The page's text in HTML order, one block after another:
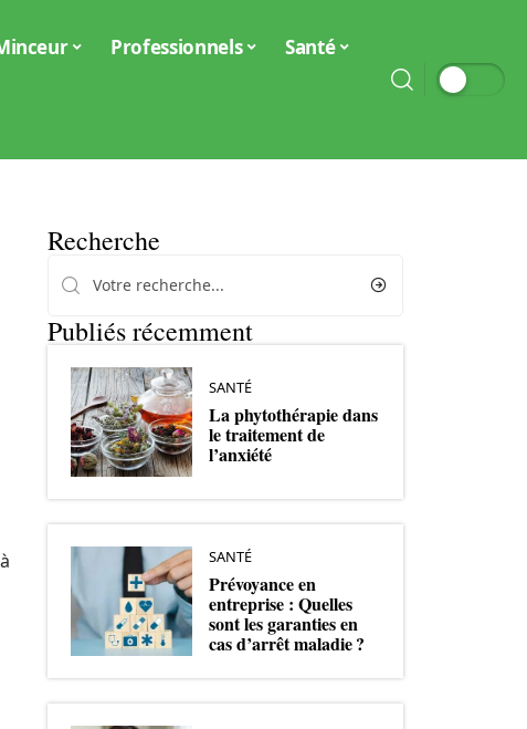
Professionnels Santé
Recherche
Publiés récemment
SANTÉ
La phytothérapie dans
le traitement de
l’anxiété
SANTÉ
Prévoyance en
entreprise : Quelles
sont les garanties en
cas d’arrêt maladie ?